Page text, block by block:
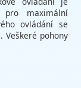
pro maximální
ovládání se
Veškeré pohony